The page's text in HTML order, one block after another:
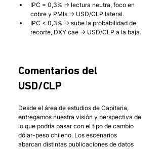
IPC = 0,3% → lectura neutra, foco en
cobre y PMIs → USD/CLP lateral.
IPC < 0,3% → sube la probabilidad de
recorte, DXY cae → USD/CLP a la baja.
Comentarios del
USD/CLP
Desde el área de estudios de Capitaria,
entregamos nuestra visión y perspectiva de
lo que podría pasar con el tipo de cambio
dólar-peso chileno. Los escenarios
abarcan distintas publicaciones de datos